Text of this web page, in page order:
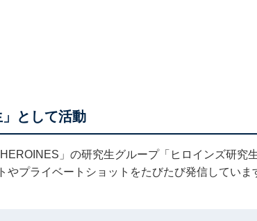
」として活動
」の研究生グループ「ヒロインズ研究
やプライベートショットをたびたび発信してい